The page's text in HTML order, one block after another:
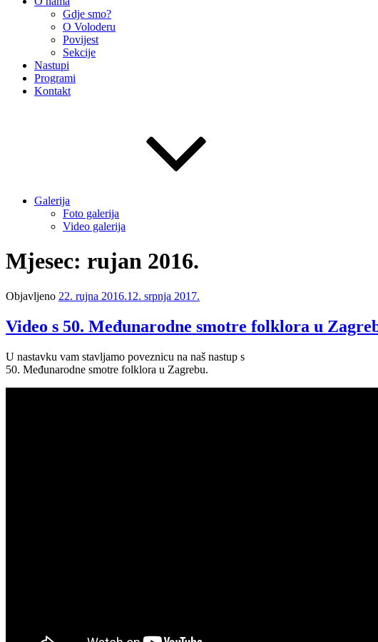
Gdje smo?
O Voloderu
Povijest
Sekcije
Nastupi
Programi
Kontakt
Galerija
Foto galerija
Video galerija
Mjesec: rujan 2016.
Objavljeno 22. rujna 2016.12. srpnja 2017.
Video s 50. Međunarodne smotre folklora u
U nastavku vam stavljamo poveznicu na naš nastup s
50. Međunarodne smotre folklora u Zagrebu.